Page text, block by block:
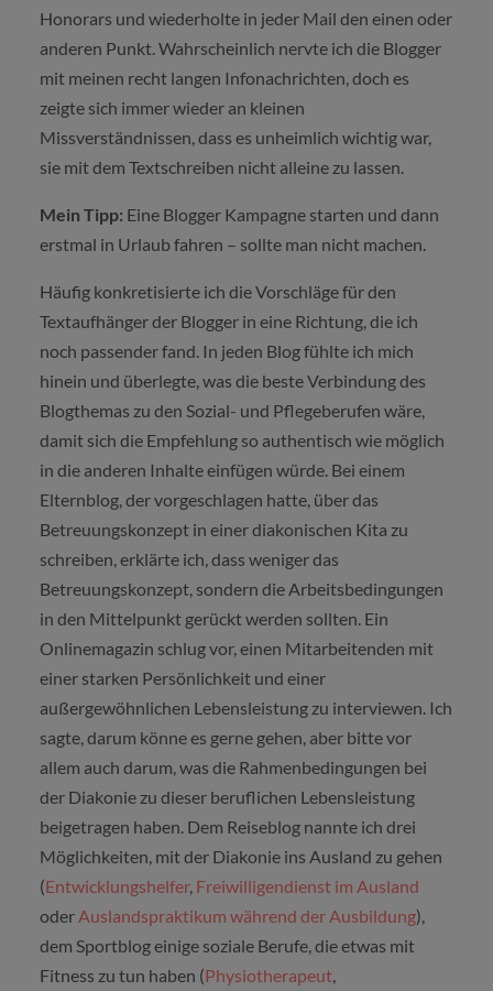
Honorars und wiederholte in jeder Mail den einen oder
anderen Punkt. Wahrscheinlich nervte ich die Blogger
mit meinen recht langen Infonachrichten, doch es
zeigte sich immer wieder an kleinen
Missverständnissen, dass es unheimlich wichtig war,
sie mit dem Textschreiben nicht alleine zu lassen.
Mein Tipp: Eine Blogger Kampagne starten und dann
erstmal in Urlaub fahren – sollte man nicht machen.
Häufig konkretisierte ich die Vorschläge für den
Textaufhänger der Blogger in eine Richtung, die ich
noch passender fand. In jeden Blog fühlte ich mich
hinein und überlegte, was die beste Verbindung des
Blogthemas zu den Sozial- und Pflegeberufen wäre,
damit sich die Empfehlung so authentisch wie möglich
in die anderen Inhalte einfügen würde. Bei einem
Elternblog, der vorgeschlagen hatte, über das
Betreuungskonzept in einer diakonischen Kita zu
schreiben, erklärte ich, dass weniger das
Betreuungskonzept, sondern die Arbeitsbedingungen
in den Mittelpunkt gerückt werden sollten. Ein
Onlinemagazin schlug vor, einen Mitarbeitenden mit
einer starken Persönlichkeit und einer
außergewöhnlichen Lebensleistung zu interviewen. Ich
sagte, darum könne es gerne gehen, aber bitte vor
allem auch darum, was die Rahmenbedingungen bei
der Diakonie zu dieser beruflichen Lebensleistung
beigetragen haben. Dem Reiseblog nannte ich drei
Möglichkeiten, mit der Diakonie ins Ausland zu gehen
(Entwicklungshelfer, Freiwilligendienst im Ausland
oder Auslandspraktikum während der Ausbildung),
dem Sportblog einige soziale Berufe, die etwas mit
Fitness zu tun haben (Physiotherapeut,